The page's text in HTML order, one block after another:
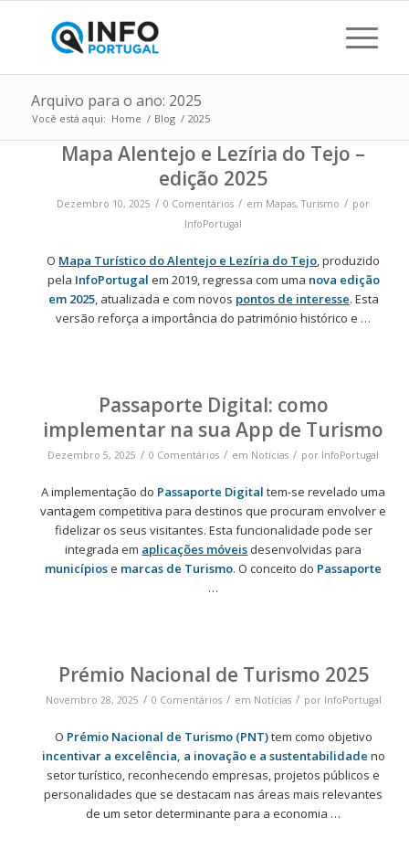
Arquivo para o ano: 2025
Você está aqui: Home / Blog / 2025
Mapa Alentejo e Lezíria do Tejo –
edição 2025
Dezembro 10, 2025 / 0 Comentários / em Mapas,Turismo / por
InfoPortugal
O Mapa Turístico do Alentejo e Lezíria do Tejo, produzido
pela InfoPortugal em 2019, regressa com uma nova edição
em 2025, atualizada e com novos pontos de interesse. Esta
versão reforça a importância do património histórico e …
Passaporte Digital: como
implementar na sua App de Turismo
Dezembro 5, 2025 / 0 Comentários / em Notícias / por InfoPortugal
A implementação do Passaporte Digital tem-se revelado uma
vantagem competitiva para destinos que procuram envolver e
fidelizar os seus visitantes. Esta funcionalidade pode ser
integrada em aplicações móveis desenvolvidas para
municípiose marcas de Turismo. O conceito do Passaporte
…
Prémio Nacional de Turismo 2025
Novembro 28, 2025 / 0 Comentários / em Notícias / por InfoPortugal
O Prémio Nacional de Turismo (PNT)tem como objetivo
incentivar a excelência, a inovação e a sustentabilidade no
setor turístico, reconhecendo empresas, projetos públicos e
personalidades que se destacam nas áreas mais relevantes
de um setor determinante para a economia …